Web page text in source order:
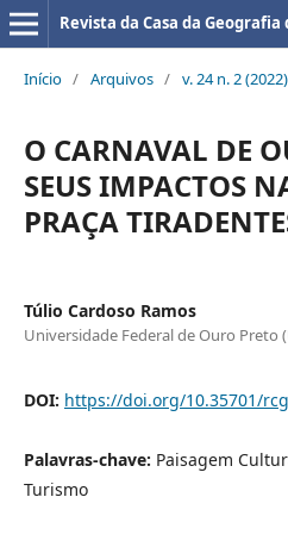
Revista da Casa da Geografia
Início / Arquivos / v. 24 n. 2 (2022)
O CARNAVAL DE
SEUS IMPACTOS
PRAÇA
Túlio Cardoso Ramos
Universidade Federal de Ouro Preto
DOI: https://doi.org/10.35701/
Palavras-chave: Paisagem
Turismo